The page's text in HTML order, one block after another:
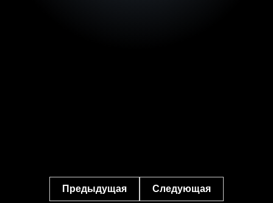
Предыдущая Следующая